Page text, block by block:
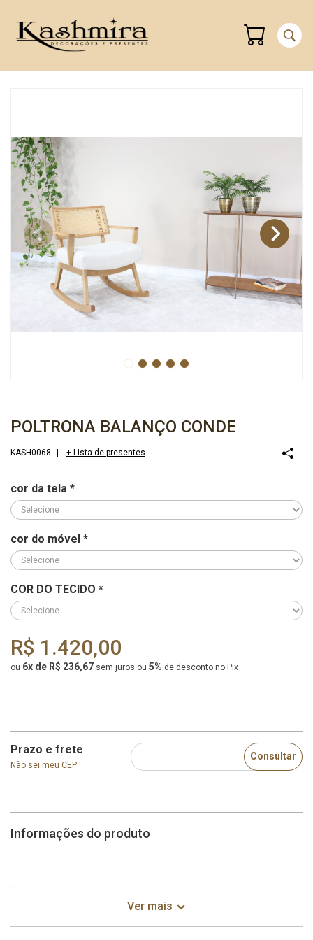
POLTRONA BALANÇO CONDE
KASH0068 + Lista de presentes
cor da tela *
cor do móvel *
COR DO TECIDO *
R$ 1.420,00
ou 6x de R$ 236,67 sem juros ou 5% de desconto no Pix
Prazo e frete
Não sei meu CEP
Consultar
Informações do produto
Poltrona Conde de
Ver mais